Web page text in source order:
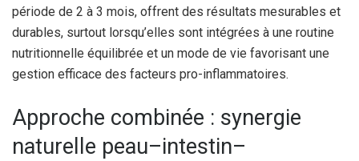
période de 2 à 3 mois, offrent des résultats mesurables et
durables, surtout lorsqu’elles sont intégrées à une routine
nutritionnelle équilibrée et un mode de vie favorisant une
gestion efficace des facteurs pro-inflammatoires.
Approche combinée : synergie
naturelle peau–intestin–